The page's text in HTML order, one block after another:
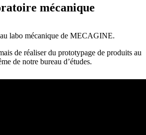
mécanique
labo mécanique de MECAGINE.
de réaliser du prototypage de produits au
de notre bureau d’études.